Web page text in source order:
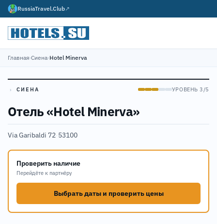
RussiaTravel.Club↗
Главная›Сиена›Hotel Minerva
› СИЕНА УРОВЕНЬ 3/5
Отель «Hotel Minerva»
Via Garibaldi 72·53100
Проверить наличие
Перейдёте к партнёру
Выбрать даты и проверить цены